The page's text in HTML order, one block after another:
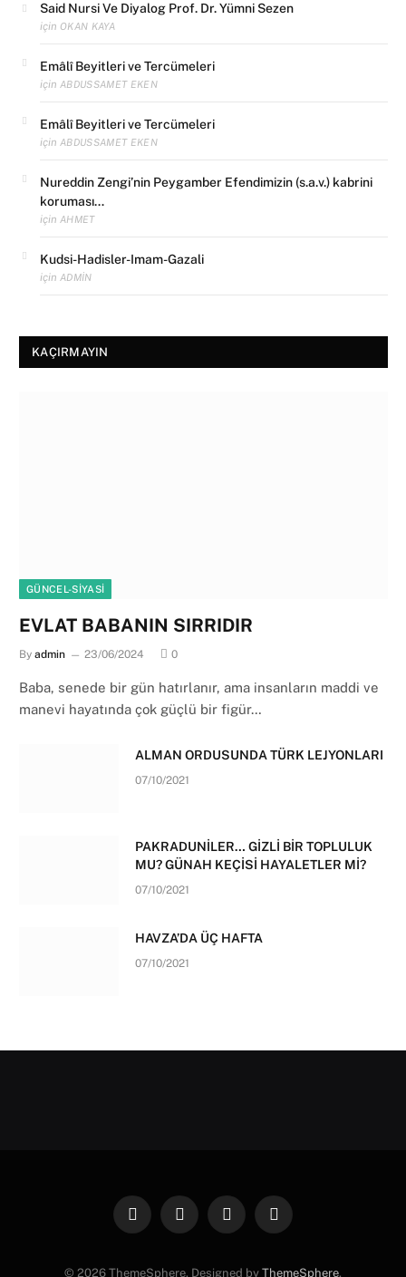
Said Nursi Ve Diyalog Prof. Dr. Yümni Sezen
için OKAN KAYA
Emâlî Beyitleri ve Tercümeleri
için ABDUSSAMET EKEN
Emâlî Beyitleri ve Tercümeleri
için ABDUSSAMET EKEN
Nureddin Zengi’nin Peygamber Efendimizin (s.a.v.) kabrini
koruması…
için AHMET
Kudsi-Hadisler-Imam-Gazali
için ADMIN
KAÇIRMAYIN
GÜNCEL-SIYASI
EVLAT BABANIN SIRRIDIR
By admin 23/06/2024 0
Baba, senede bir gün hatırlanır, ama insanların maddi ve
manevi hayatında çok güçlü bir figür…
ALMAN ORDUSUNDA TÜRK LEJYONLARI
07/10/2021
PAKRADUNİLER… GİZLİ BİR TOPLULUK
MU? GÜNAH KEÇİSİ HAYALETLER Mİ?
07/10/2021
HAVZA’DA ÜÇ HAFTA
07/10/2021
Facebook
X
InstagramPinterest
© 2026 ThemeSphere. Designed by ThemeSphere.